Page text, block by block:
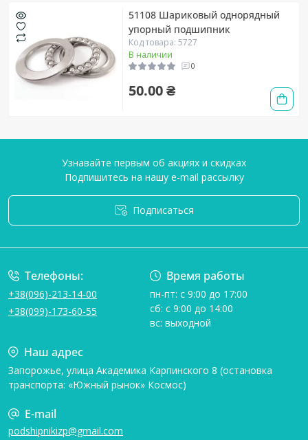
51108 Шариковый однорядный
упорный подшипник
Код товара: 5727
В наличии
0
50.00 ₴
Узнавайте первым об акциях и скидках
Подпишитесь на нашу e-mail рассылку
Подписаться
Телефоны:
+38(096)-213-14-00
+38(099)-173-60-55
Время работы
пн-пт: с 9:00 до 17:00
сб: с 9:00 до 14:00
вс: выходной
Наш адрес
Запорожье, улица Академика Карпинского 8 (остановка
транспорта: «Южный рынок» Космос)
E-mail
podshipnikizp@gmail.com